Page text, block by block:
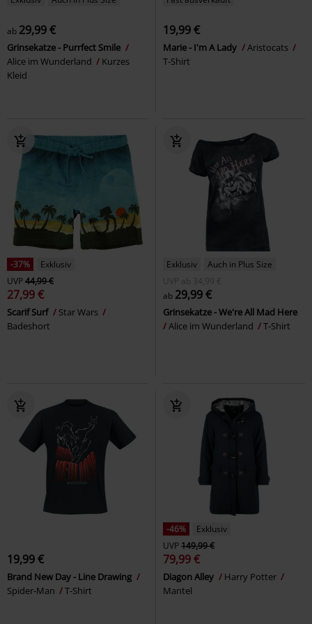
ab 29,99 €
Grinsekatze - Purrfect Smile
Alice im Wunderland
Kurzes
Kleid
19,99 €
Marie - I'm A Lady
Aristocats
T-Shirt
-37%
Exklusiv
UVP44,99 €
27,99 €
Scarif Surf
Star Wars
Badeshort
Exklusiv
Auch in Plus Size
UVP
ab
34,99 €
ab 29,99 €
Grinsekatze - We're All Mad Here
Alice im Wunderland
T-Shirt
19,99 €
Brand New Day - Line Drawing
Spider-Man
T-Shirt
-46%
Exklusiv
UVP149,99 €
79,99 €
Diagon Alley
Harry Potter
Mantel